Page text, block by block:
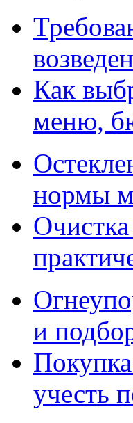
Как
меню,
нормы
и
учесть